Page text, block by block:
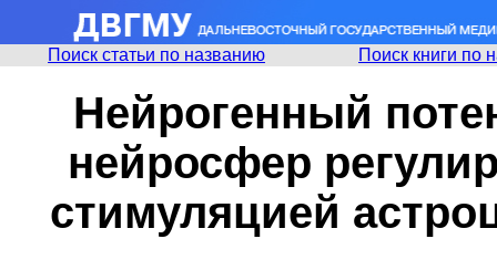
Поиск статьи по названию Поиск книги по
Нейрогенный
нейросфер
стимуляцией